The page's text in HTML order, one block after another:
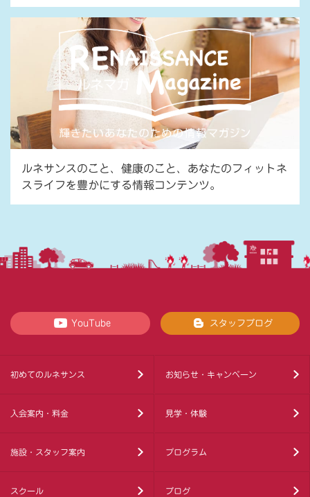
ルネサンスのこと、健康のこと、あなたのフィットネ
スライフを豊かにする情報コンテンツ。
YouTube スタッフブログ
初めてのルネサンス お知らせ・キャンペーン
入会案内・料金 見学・体験
施設・スタッフ案内 プログラム
スクール ブログ